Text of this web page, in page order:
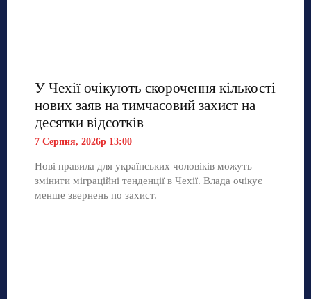
У Чехії очікують скорочення кількості
нових заяв на тимчасовий захист на
десятки відсотків
7 Серпня, 2026р 13:00
Нові правила для українських чоловіків можуть
змінити міграційні тенденції в Чехії. Влада очікує
менше звернень по захист.